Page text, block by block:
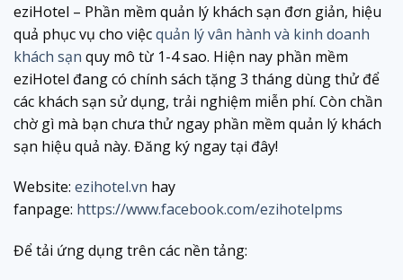
eziHotel – Phần mềm quản lý khách sạn đơn giản, hiệu
quả phục vụ cho việcquản lý vân hành và kinh doanh
khách sạn quy mô từ 1-4 sao. Hiện nay phần mềm
eziHotel đang có chính sách tặng 3 tháng dùng thử để
các khách sạn sử dụng, trải nghiệm miễn phí. Còn chần
chờ gì mà bạn chưa thử ngay phần mềm quản lý khách
sạn hiệu quả này. Đăng ký ngay tại đây!
Website: ezihotel.vn hay
fanpage: https://www.facebook.com/ezihotelpms
Để tải ứng dụng trên các nền tảng: